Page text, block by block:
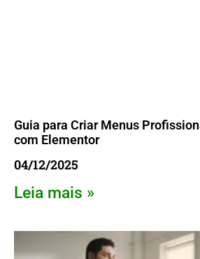
Guia para Criar Menus
com Elementor
04/12/2025
Leia mais »